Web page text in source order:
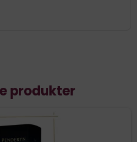
produkter